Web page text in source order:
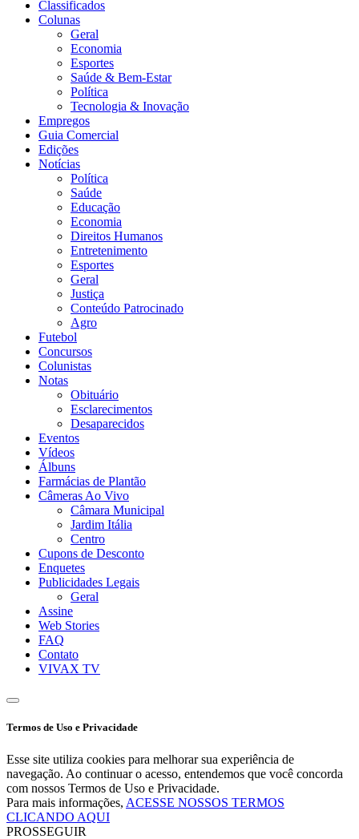
Classificados
Colunas
Geral
Economia
Esportes
Saúde & Bem-Estar
Política
Tecnologia & Inovação
Empregos
Guia Comercial
Edições
Notícias
Política
Saúde
Educação
Economia
Direitos Humanos
Entretenimento
Esportes
Geral
Justiça
Conteúdo Patrocinado
Agro
Futebol
Concursos
Colunistas
Notas
Obituário
Esclarecimentos
Desaparecidos
Eventos
Vídeos
Álbuns
Farmácias de Plantão
Câmeras Ao Vivo
Câmara Municipal
Jardim Itália
Centro
Cupons de Desconto
Enquetes
Publicidades Legais
Geral
Assine
Web Stories
FAQ
Contato
VIVAX TV
Termos de Uso e Privacidade
Esse site utiliza cookies para melhorar sua experiência de
navegação. Ao continuar o acesso, entendemos que você concorda
com nossos Termos de Uso e Privacidade.
Para mais informações, ACESSE NOSSOS TERMOS
CLICANDO AQUI
PROSSEGUIR